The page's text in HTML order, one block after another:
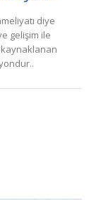
diye
gelişim ile